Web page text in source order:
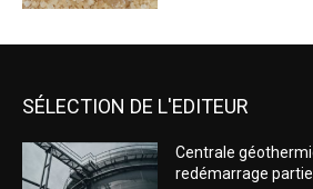
SÉLECTION DE L'EDITEUR
Centrale
redémarrage partiel